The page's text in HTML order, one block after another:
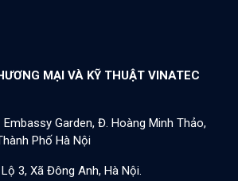
MẠI VÀ KỸ THUẬT VINATEC
Garden, Đ. Hoàng Minh Thảo,
Phố Hà Nội
3, Xã Đông Anh, Hà Nội.